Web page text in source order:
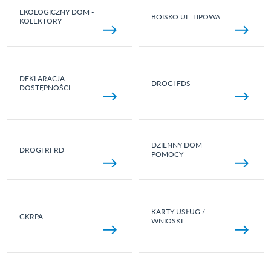
EKOLOGICZNY DOM -
KOLEKTORY
BOISKO UL. LIPOWA
DEKLARACJA
DOSTĘPNOŚCI
DROGI FDS
DROGI RFRD
DZIENNY DOM
POMOCY
GKRPA
KARTY USŁUG /
WNIOSKI